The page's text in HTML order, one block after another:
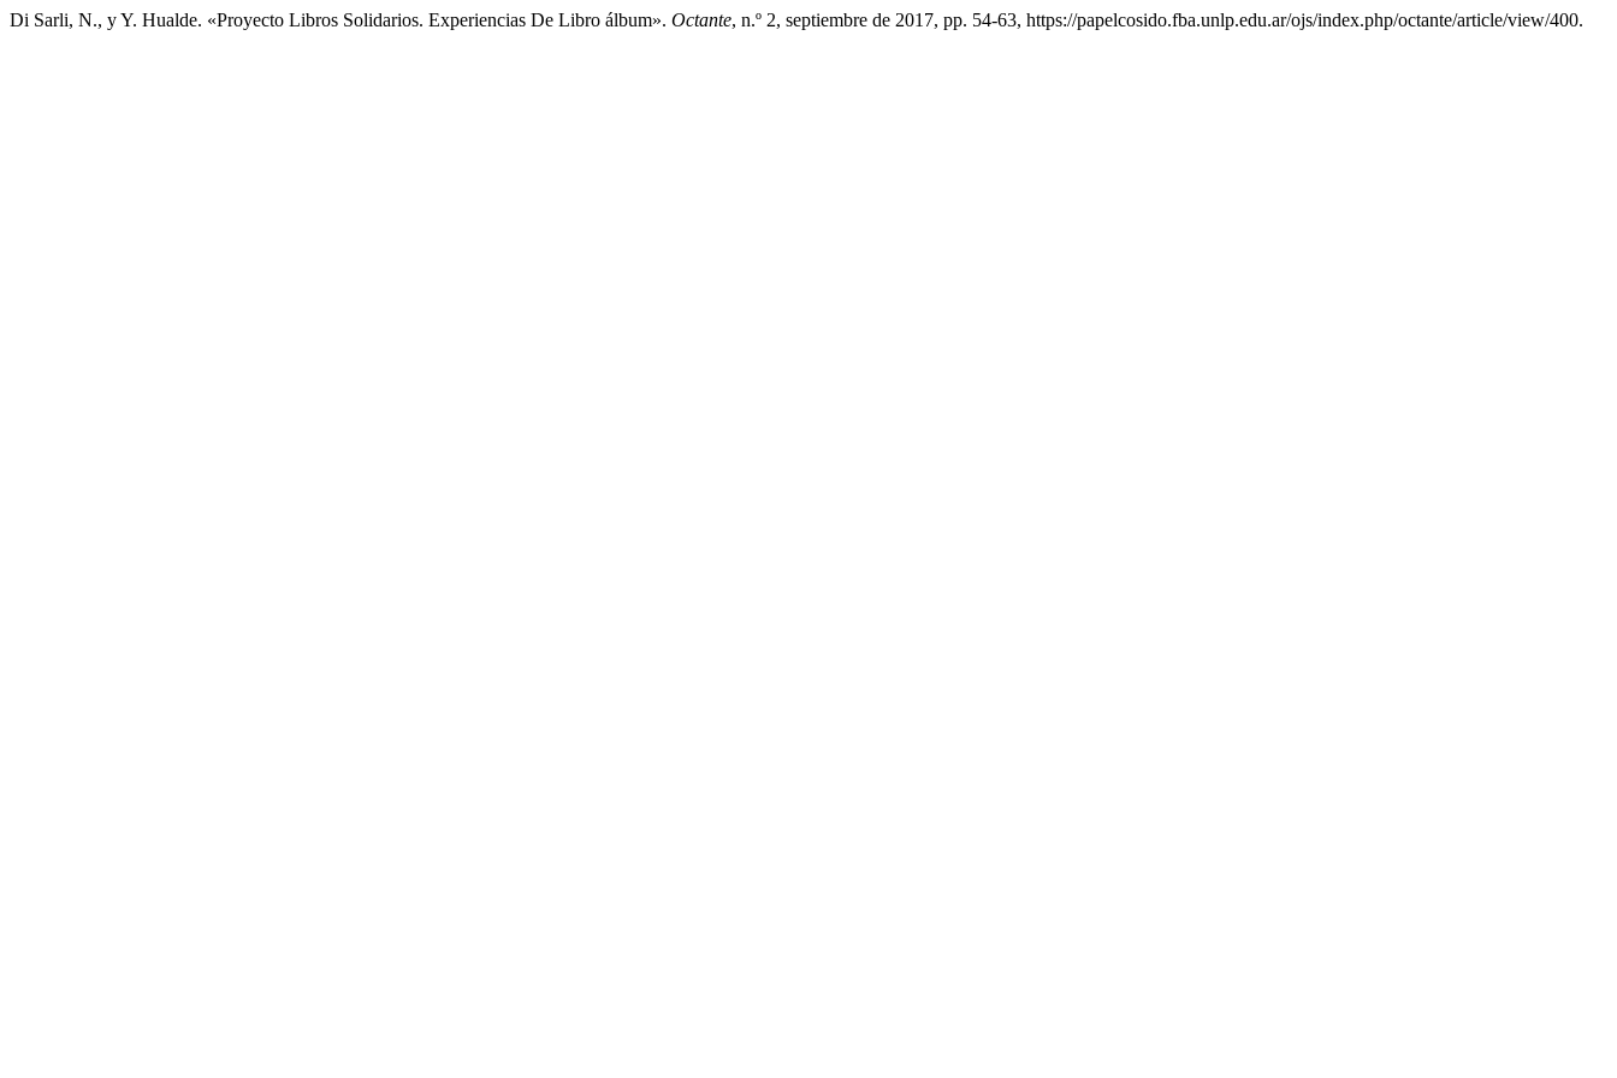
Di Sarli, N., y Y. Hualde. «Proyecto Libros Solidarios. Experiencias De Libro álbum». Octante, n.º 2, septiembre de 2017, pp. 54-63, https://papelcosido.fba.unlp.edu.ar/ojs/index.php/octante/article/view/400.